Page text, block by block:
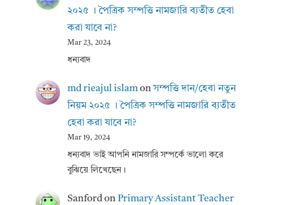
২০২৫ । পৈত্রিক সম্পত্তি নামজারি ব্যতীত হেবা
করা যাবে না?
Mar 23, 2024
ধন্যবাদ
md rieajul islamonসম্পত্তি দান/হেবা নতুন
নিয়ম ২০২৫ । পৈত্রিক সম্পত্তি নামজারি ব্যতীত
হেবা করা যাবে না?
Mar 19, 2024
ধন্যবাদ ভাই আপনি নামজারি সম্পর্কে ভালো করে
বুঝিয়ে লিখেছেন।
SanfordonPrimary Assistant Teacher